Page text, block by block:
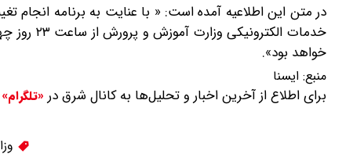
در متن این اطلاعیه آمده است: « با عنایت به برنامه انجام
خواهد بود».
منبع: ایسنا
برای اطلاع از آخرین اخبار و تحلیل‌ها به کانال شرق در «تلگرام»